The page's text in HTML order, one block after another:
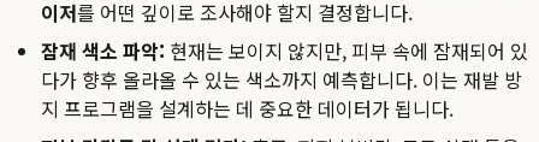
이저를 어떤 깊이로 조사해야 할지 결정합니다.
잠재 색소 파악: 현재는 보이지 않지만, 피부 속에 잠재되어 있
다가 향후 올라올 수 있는 색소까지 예측합니다. 이는 재발 방
지 프로그램을 설계하는 데 중요한 데이터가 됩니다.